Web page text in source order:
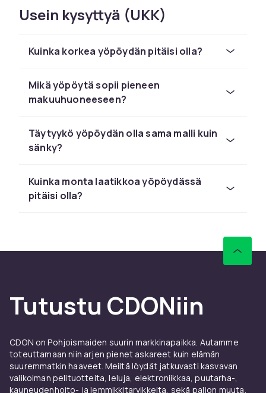
Yhteensopivat yöpöydät sopivat täydellisesti
mannermallisen sängyn kummallekin puolelle,
huone saa modernin tunnelman ja helpottaa
helposti pöydän alle.
Yöpöydät sopivat luonnollisesti paitsi aikuisen
makuuhuoneeseen, myös lapsen
monissa eri tyyleissä. Laatikot ja hyllyt sopivat
hyvin kirjojen säilyttämiseen lukemisen jälkeen
ja runsaasti säilytystilaa lampun asettamiseksi
Tyhjä ja keskeneräinen makuuhuone voidaan
huonetta kaikessa yksinkertaisuudessaan.
Ennen kaikkea makuuhuone tuntuu
sisustukseen puinen yöpöytä, jossa on
yksityiskohtia, kuten maalaismaisia ​​koreja,
saadaksesi maalaismaisemman tyylin, tai ehkä
metallinen yöpöytä aaltoilevilla yksityiskohdilla,
Usein kysyttyä (UKK)
Kuinka korkea yöpöydän pitäisi olla?
Mikä yöpöytä sopii pieneen
makuuhuoneeseen?
Täytyykö yöpöydän olla sama malli kuin
sänky?
Kuinka monta laatikkoa yöpöydässä
pitäisi olla?
Tutustu CDONiin
CDON on Pohjoismaiden suurin markkinapaikka. Autamme
toteuttamaan niin arjen pienet askareet kuin elämän
suuremmatkin haaveet. Meiltä löydät jatkuvasti kasvavan
valikoiman pelituotteita, leluja, elektroniikkaa, puutarha-,
kauneudenhoito- ja lemmikkitarvikkeita, sekä paljon muuta.